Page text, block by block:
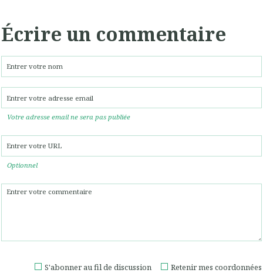
Écrire un commentaire
Votre adresse email ne sera pas publiée
Optionnel
Retenir mes coordonnées
S'abonner au fil de discussion